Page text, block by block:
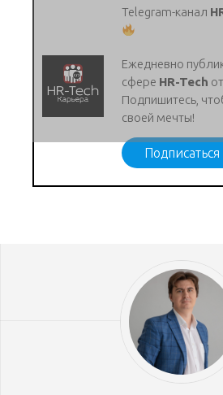
Telegram-канал
Ежедневно
сфере HR-Tech
Подпишитесь,
своей мечты!
Подписаться